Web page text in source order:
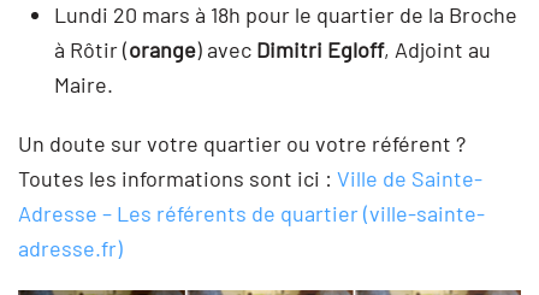
Lundi 20 mars à 18h pour le quartier de la Broche
à Rôtir (orange) avec Dimitri Egloff, Adjoint au
Maire.
Un doute sur votre quartier ou votre référent ?
Toutes les informations sont ici : Ville de Sainte-
Adresse – Les référents de quartier (ville-sainte-
adresse.fr)